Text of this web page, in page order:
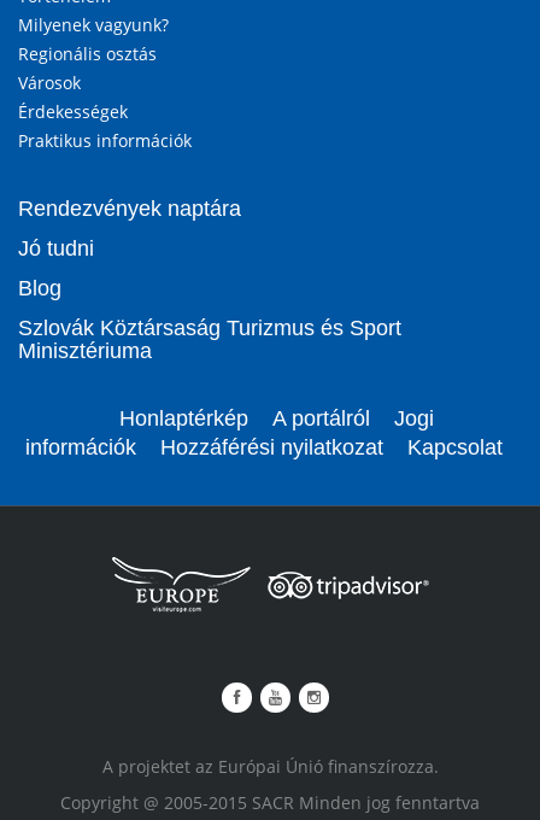
Milyenek vagyunk?
Regionális osztás
Városok
Érdekességek
Praktikus információk
Rendezvények naptára
Jó tudni
Blog
Szlovák Köztársaság Turizmus és Sport
Minisztériuma
Honlaptérkép A portálról
Jogi
információk
Hozzáférési nyilatkozat Kapcsolat
A projektet az Európai Únió finanszírozza.
Copyright @ 2005-2015 SACR Minden jog fenntartva